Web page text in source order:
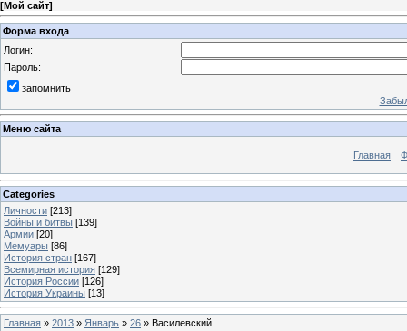
[Мой сайт]
Форма входа
Логин:
Пароль:
запомнить
Меню сайта
Главная
Categories
Личности [213]
Войны и битвы [139]
Армии [20]
Мемуары [86]
История стран [167]
Всемирная история [129]
История России [126]
История Украины [13]
Главная » 2013 » Январь » 26 » Василевский